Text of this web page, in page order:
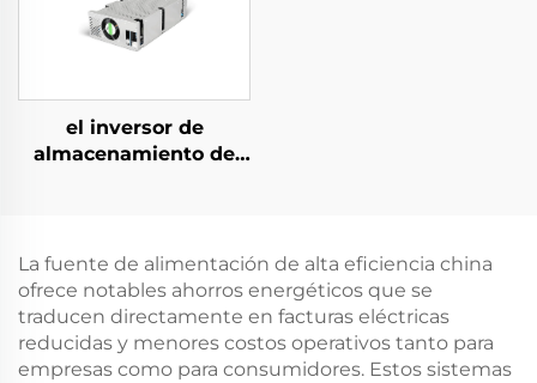
el inversor de
almacenamiento de
La fuente de alimentación de alta eficiencia china
ofrece notables ahorros energéticos que se
traducen directamente en facturas eléctricas
reducidas y menores costos operativos tanto para
empresas como para consumidores. Estos sistemas